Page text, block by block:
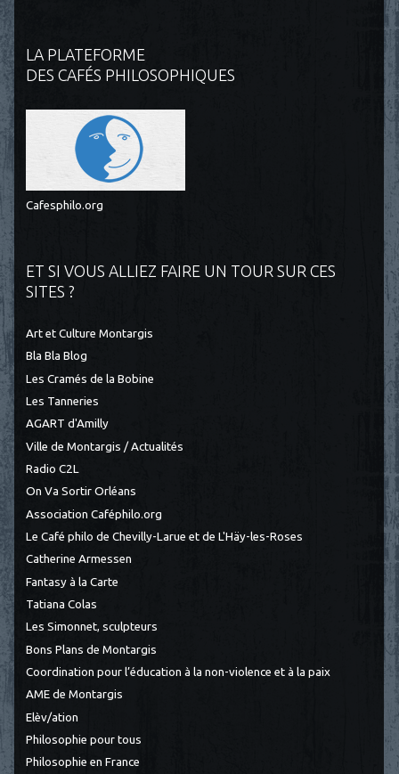
LA PLATEFORME
DES CAFÉS PHILOSOPHIQUES
Cafesphilo.org
ET SI VOUS ALLIEZ FAIRE UN TOUR SUR CES
SITES ?
Art et Culture Montargis
Bla Bla Blog
Les Cramés de la Bobine
Les Tanneries
AGART d'Amilly
Ville de Montargis / Actualités
Radio C2L
On Va Sortir Orléans
Association Caféphilo.org
Le Café philo de Chevilly-Larue et de L'Häy-les-Roses
Catherine Armessen
Fantasy à la Carte
Tatiana Colas
Les Simonnet, sculpteurs
Bons Plans de Montargis
Coordination pour l’éducation à la non-violence et à la paix
AME de Montargis
Elèv/ation
Philosophie pour tous
Philosophie en France